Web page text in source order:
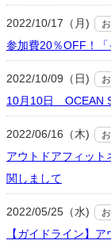
2022/10/17（月)
参加費20％OFF！「
2022/10/09（日)
10月10日 OCEAN
2022/06/16（木)
アウトドアフィット
関しまして
2022/05/25（水)
【ガイドライン】